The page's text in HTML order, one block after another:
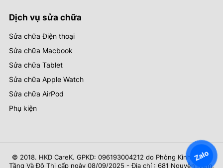
Dịch vụ sửa chữa
Sửa chữa Điện thoại
Sửa chữa Macbook
Sửa chữa Tablet
Sửa chữa Apple Watch
Sửa chữa AirPod
Phụ kiện
© 2018. HKD CareK. GPKD: 096193004212 do Phòng Kinh Tế Hạ
Tầng Và Đô Thị cấp ngày 08/09/2025 - Địa chỉ : 681 Nguyễn Kiệm,
Zalo